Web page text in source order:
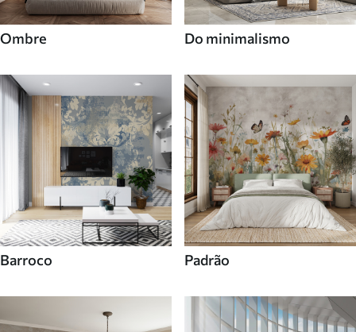
Ombre Do minimalismo
Barroco Padrão